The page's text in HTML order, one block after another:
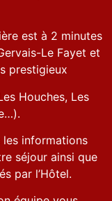
est à 2 minutes
Le Fayet et
prestigieux
Houches, Les
informations
séjour ainsi que
par l’Hôtel.